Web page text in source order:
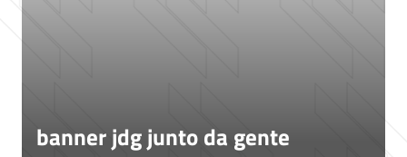
banner jdg junto da gente